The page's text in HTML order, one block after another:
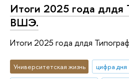
Итоги 2025 года длдя
ВШЭ.
Итоги 2025 года длдя
Университетская жизнь
цифра дня